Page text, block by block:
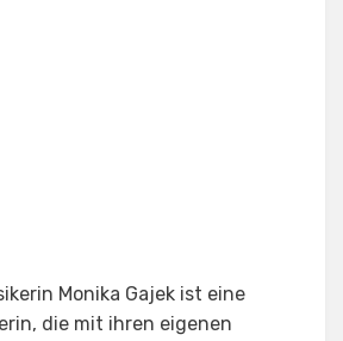
Monika Gajek ist eine
die mit ihren eigenen